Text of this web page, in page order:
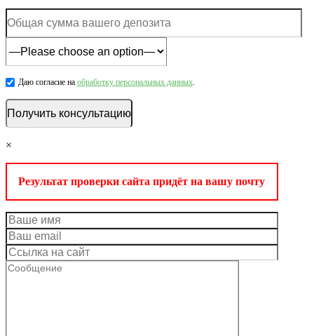
Даю согласие на обработку персональных данных.
×
Результат проверки сайта придёт на вашу почту